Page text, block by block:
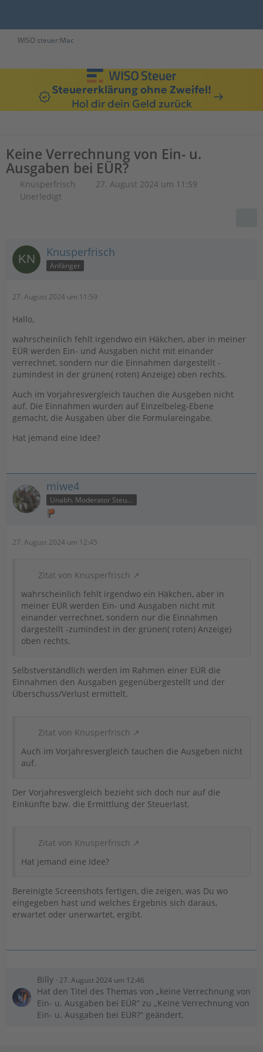
WISO steuer:Mac
Steuererklärung ohne Zweifel!
Hol dir dein Geld zurück
Keine Verrechnung von Ein- u.
Ausgaben bei EÜR?
Knusperfrisch
27. August 2024 um 11:59
Unerledigt
Knusperfrisch
Anfänger
27. August 2024 um 11:59
Hallo,
wahrscheinlich fehlt irgendwo ein Häkchen, aber in meiner
EÜR werden Ein- und Ausgaben nicht mit einander
verrechnet, sondern nur die Einnahmen dargestellt -
zumindest in der grünen( roten) Anzeige) oben rechts.
Auch im Vorjahresvergleich tauchen die Ausgeben nicht
auf. Die Einnahmen wurden auf Einzelbeleg-Ebene
gemacht, die Ausgaben über die Formulareingabe.
Hat jemand eine Idee?
miwe4
Unabh. Moderator Steuer
27. August 2024 um 12:45
Zitat von Knusperfrisch
wahrscheinlich fehlt irgendwo ein Häkchen, aber in
meiner EÜR werden Ein- und Ausgaben nicht mit
einander verrechnet, sondern nur die Einnahmen
dargestellt -zumindest in der grünen( roten) Anzeige)
oben rechts.
Selbstverständlich werden im Rahmen einer EÜR die
Einnahmen den Ausgaben gegenübergestellt und der
Überschuss/Verlust ermittelt.
Zitat von Knusperfrisch
Auch im Vorjahresvergleich tauchen die Ausgeben nicht
auf.
Der Vorjahresvergleich bezieht sich doch nur auf die
Einkünfte bzw. die Ermittlung der Steuerlast.
Zitat von Knusperfrisch
Hat jemand eine Idee?
Bereinigte Screenshots fertigen, die zeigen, was Du wo
eingegeben hast und welches Ergebnis sich daraus,
erwartet oder unerwartet, ergibt.
Billy 27. August 2024 um 12:46
Hat den Titel des Themas von „keine Verrechnung von
Ein- u. Ausgaben bei EÜR“ zu „Keine Verrechnung von
Ein- u. Ausgaben bei EÜR?“ geändert.